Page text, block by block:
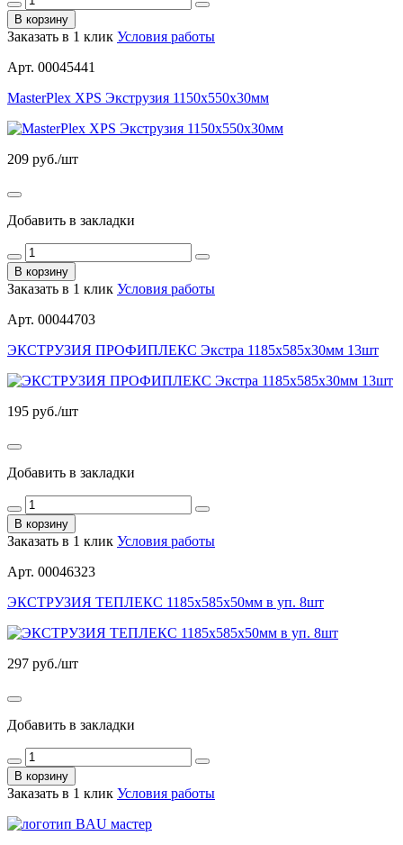
В корзину
Заказать в 1 клик Условия работы
Арт. 00045441
MasterPlex ХРS Экструзия 1150х550х30мм
209 руб./шт
Добавить в закладки
В корзину
Заказать в 1 клик Условия работы
Арт. 00044703
ЭКСТРУЗИЯ ПРОФИПЛЕКС Экстра 1185х585х30мм 13шт
195 руб./шт
Добавить в закладки
В корзину
Заказать в 1 клик Условия работы
Арт. 00046323
ЭКСТРУЗИЯ ТЕПЛЕКС 1185х585х50мм в уп. 8шт
297 руб./шт
Добавить в закладки
В корзину
Заказать в 1 клик Условия работы